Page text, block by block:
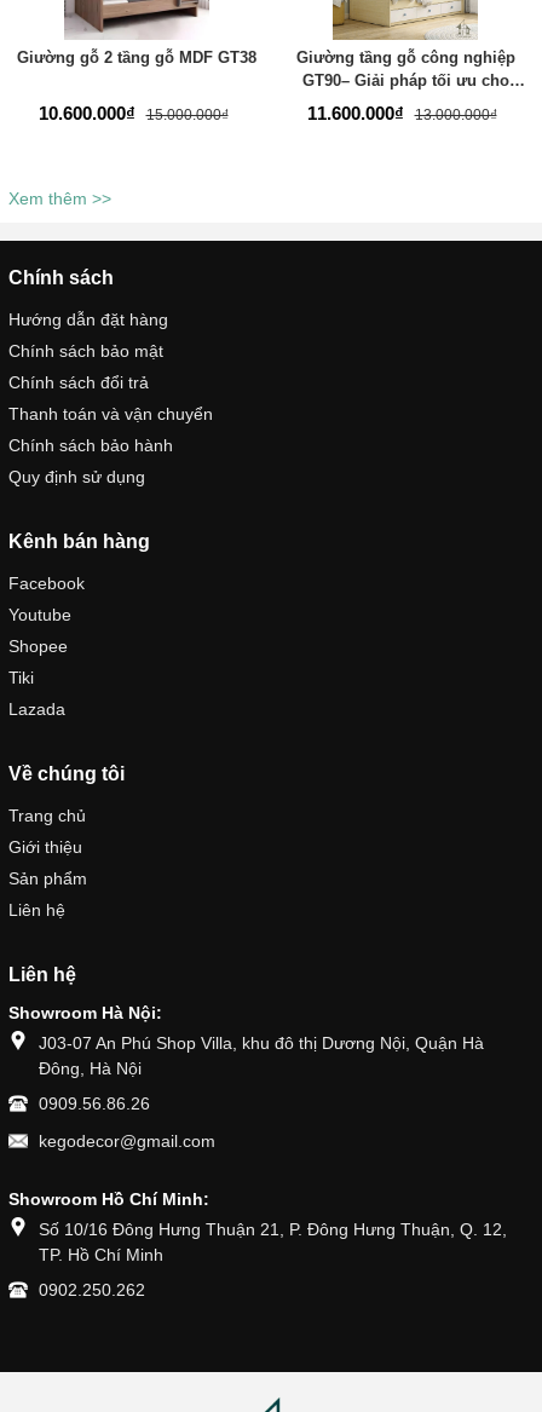
Giường gỗ 2 tầng gỗ MDF GT38
10.600.000₫ 15.000.000₫
Giường tầng gỗ công nghiệp
GT90– Giải pháp tối ưu cho
không gian hiện đại
11.600.000₫ 13.000.000₫
Xem thêm >>
Chính sách
Hướng dẫn đặt hàng
Chính sách bảo mật
Chính sách đổi trả
Thanh toán và vận chuyển
Chính sách bảo hành
Quy định sử dụng
Kênh bán hàng
Facebook
Youtube
Shopee
Tiki
Lazada
Về chúng tôi
Trang chủ
Giới thiệu
Sản phẩm
Liên hệ
Liên hệ
Showroom Hà Nội:
J03-07 An Phú Shop Villa, khu đô thị Dương Nội, Quận Hà
Đông, Hà Nội
0909.56.86.26
kegodecor@gmail.com
Showroom Hồ Chí Minh:
Số 10/16 Đông Hưng Thuận 21, P. Đông Hưng Thuận, Q. 12,
TP. Hồ Chí Minh
0902.250.262